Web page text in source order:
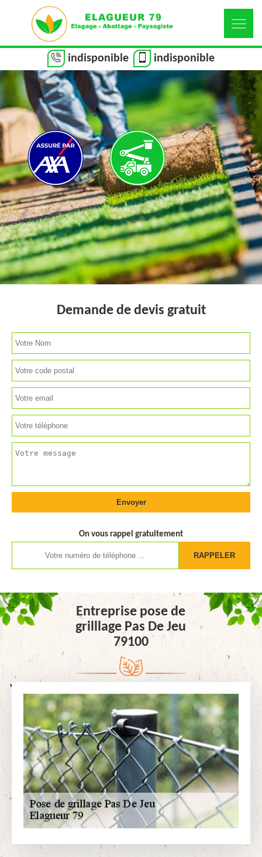
indisponible indisponible
Demande de devis gratuit
On vous rappel gratuitement
Entreprise pose de
grilllage Pas De Jeu
79100